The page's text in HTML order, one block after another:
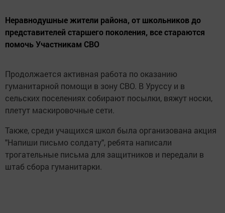
Неравнодушные жители района, от школьников до
представителей старшего поколения, все стараются
помочь Участникам СВО
Продолжается активная работа по оказанию
гуманитарной помощи в зону СВО. В Уруссу и в
сельских поселениях собирают посылки, вяжут носки,
плетут маскировочные сети.
Также, среди учащихся школ была организована акция
"Напиши письмо солдату", ребята написали
трогательные письма для защитников и передали в
штаб сбора гуманитарки.